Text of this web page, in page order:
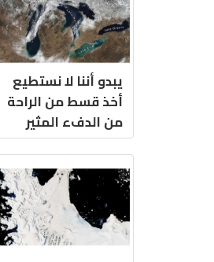
يبدو أننا لا نستطيع
أخذ قسط من الراحة
من الدفء المثير
للقلق